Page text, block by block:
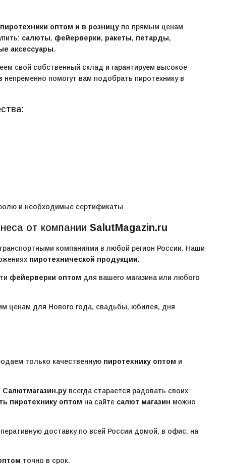
оптом и в розницупо прямым ценам
салюты, фейерверки, ракеты, петарды,
аксессуары.
свой собственный склад и гарантируем высокое
непременно помогут вам подобрать пиротехнику в
и необходимые сертификаты
от компании SalutMagazin.ru
компаниями в любой регион России. Наши
пиротехнической продукции.
фейерверки оптом для вашего магазина или любого
ценам для Нового года, свадьбы, юбилея, дня
только качественную пиротехнику оптом и
Салютмагазин.рувсегда старается радовать своих
пиротехнику оптом на сайте салют магазин можно
доставку по всей России домой, в офис, на
точно в срок.